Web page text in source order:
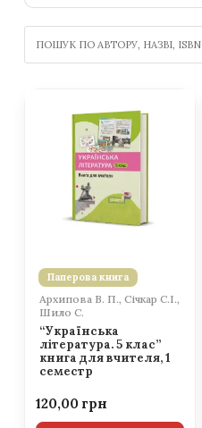
Паперова книга
Архипова В. П., Січкар С.І.,
Шило С.
“Українська
література. 5 клас”
книга для вчителя, 1
семестр
120,00